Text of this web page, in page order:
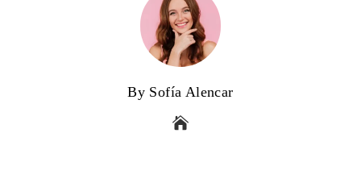
By Sofía Alencar